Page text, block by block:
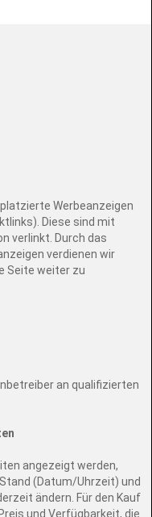
Werbeanzeigen
Diese sind mit
verlinkt. Durch das
verdienen wir
Seite weiter zu
an qualifizierten
angezeigt werden,
(Datum/Uhrzeit) und
ändern. Für den Kauf
und Verfügbarkeit, die